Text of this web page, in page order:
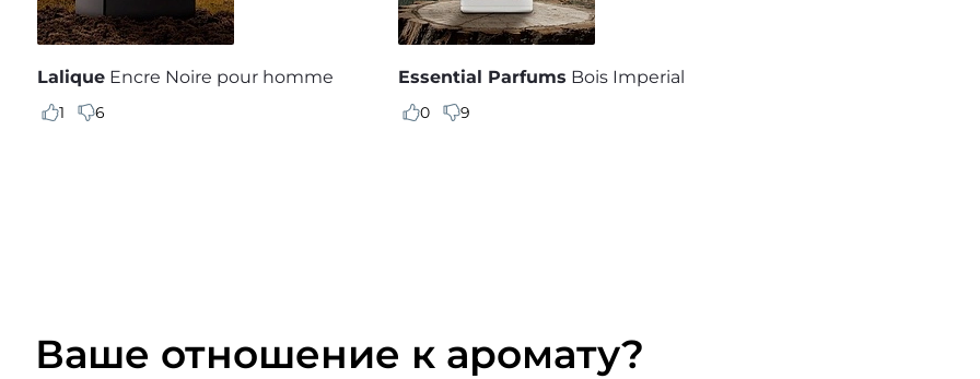
Lalique Encre Noire pour homme
1 6
Essential Parfums Bois Imperial
0 9
Ваше отношение к аромату?